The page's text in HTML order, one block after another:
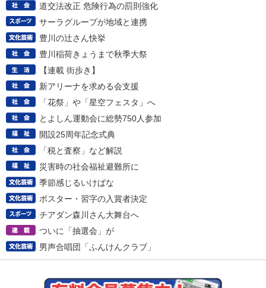
道交法改正 危険行為の罰則強化
サーラグループが地域と連携
豊川の辻さん快挙
豊川稲荷きょうまで秋季大祭
【連載 街歩き】
新アリーナを求める会支援
「花祭」や「星空フェスタ」へ
とよしん運動会に総勢750人参加
開設25周年記念式典
「税と査察」など解説
災害時の社会福祉避難所に
季節感じるいけばな
ポスター・習字の入賞者決定
チアダン森川さん大舞台へ
ついに「抽選会」が
男声合唱団「ふんけんクラブ」